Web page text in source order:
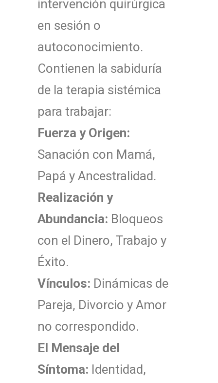
intervención quirúrgica
en sesión o
autoconocimiento.
Contienen la sabiduría
de la terapia sistémica
para trabajar:
Fuerza y Origen:
Sanación con Mamá,
Papá y Ancestralidad.
Realización y
Abundancia: Bloqueos
con el Dinero, Trabajo y
Éxito.
Vínculos: Dinámicas de
Pareja, Divorcio y Amor
no correspondido.
El Mensaje del
Síntoma: Identidad,